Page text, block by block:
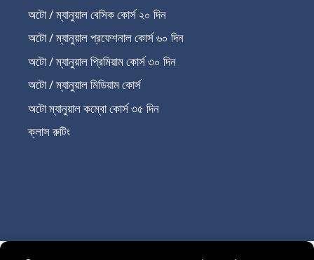
অটো / ম্যানুয়াল বেসিক কোর্স ২০ দিন
অটো / ম্যানুয়াল প্রফেশনাল কোর্স ৬০ দিন
অটো / ম্যানুয়াল প্রিমিয়াম কোর্স ৩০ দিন
অটো / ম্যানুয়াল মিডিয়াম কোর্স
অটো ম্যানুয়াল কম্বো কোর্স ৩৫ দিন
ক্লাস রুটিং